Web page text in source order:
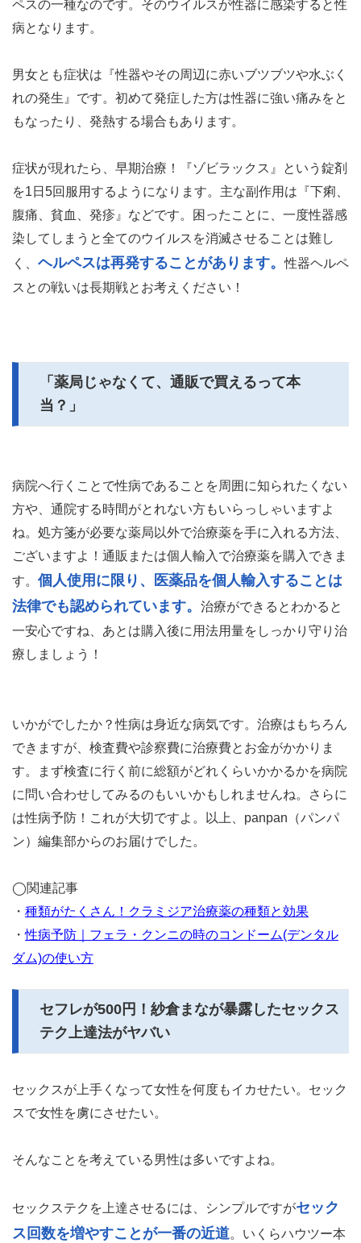
ペスの一種なのです。そのウイルスが性器に感染すると性
病となります。
男女とも症状は『性器やその周辺に赤いブツブツや水ぶく
れの発生』です。初めて発症した方は性器に強い痛みをと
もなったり、発熱する場合もあります。
症状が現れたら、早期治療！『ゾビラックス』という錠剤
を1日5回服用するようになります。主な副作用は『下痢、
腹痛、貧血、発疹』などです。困ったことに、一度性器感
染してしまうと全てのウイルスを消滅させることは難し
く、 ヘルペスは再発することがあります。性器ヘルペ
スとの戦いは長期戦とお考えください！
「薬局じゃなくて、通販で買えるって本
当？」
病院へ行くことで性病であることを周囲に知られたくない
方や、通院する時間がとれない方もいらっしゃいますよ
ね。処方箋が必要な薬局以外で治療薬を手に入れる方法、
ございますよ！通販または個人輸入で治療薬を購入できま
す。 個人使用に限り、医薬品を個人輸入することは
法律でも認められています。 治療ができるとわかると
一安心ですね、あとは購入後に用法用量をしっかり守り治
療しましょう！
いかがでしたか？性病は身近な病気です。治療はもちろん
できますが、検査費や診察費に治療費とお金がかかりま
す。まず検査に行く前に総額がどれくらいかかるかを病院
に問い合わせしてみるのもいいかもしれませんね。さらに
は性病予防！これが大切ですよ。以上、panpan（パンパ
ン）編集部からのお届けでした。
◯関連記事
・ 種類がたくさん！クラミジア治療薬の種類と効果
・性病予防｜フェラ・クンニの時のコンドーム(デンタル
ダム)の使い方
セフレが500円！紗倉まなが暴露したセックス
テク上達法がヤバい
セックスが上手くなって女性を何度もイカせたい。セック
スで女性を虜にさせたい。
そんなことを考えている男性は多いですよね。
セックステクを上達させるには、シンプルですがセック
ス回数を増やすことが一番の近道。いくらハウツー本